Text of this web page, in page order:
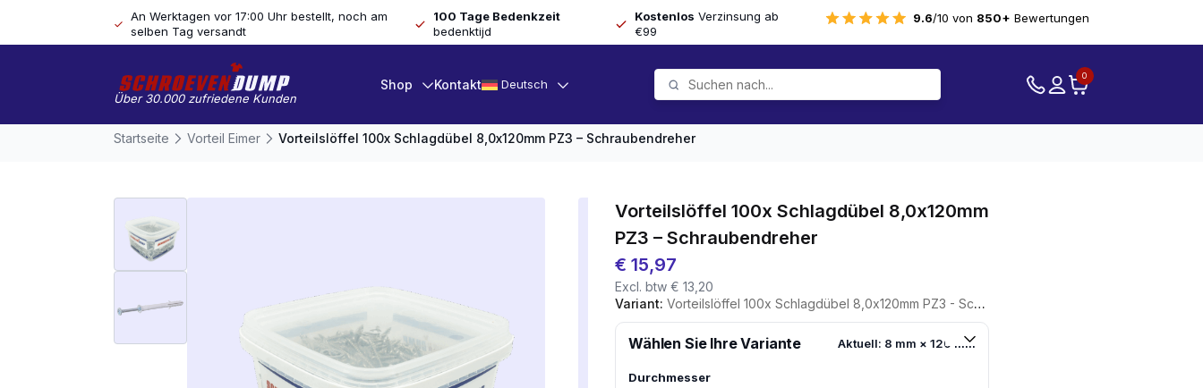
An Werktagen vor 17:00 Uhr bestellt, noch am
selben Tag versandt
100 Tage Bedenkzeit
bedenktijd
Kostenlos Verzinsung ab
€99
9.6/10 von 850+ Bewertungen
Über 30.000 zufriedene Kunden
Shop Kontakt Deutsch
0
Startseite Vorteil Eimer Vorteilslöffel 100x Schlagdübel 8,0x120mm PZ3 – Schraubendreher
Vorteilslöffel 100x Schlagdübel 8,0x120mm
PZ3 – Schraubendreher
€ 15,97
Excl. btw € 13,20
Variant: Vorteilslöffel 100x Schlagdübel 8,0x120mm PZ3 - Schraubendreher
Wählen Sie Ihre Variante Aktuell: 8 mm × 120 mm
Durchmesser